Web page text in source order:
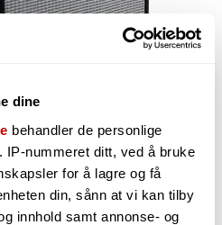
dine
behandler de personlige
IP-nummeret ditt, ved å bruke
for å lagre og få
din, sånn at vi kan tilby
innhold samt annonse- og